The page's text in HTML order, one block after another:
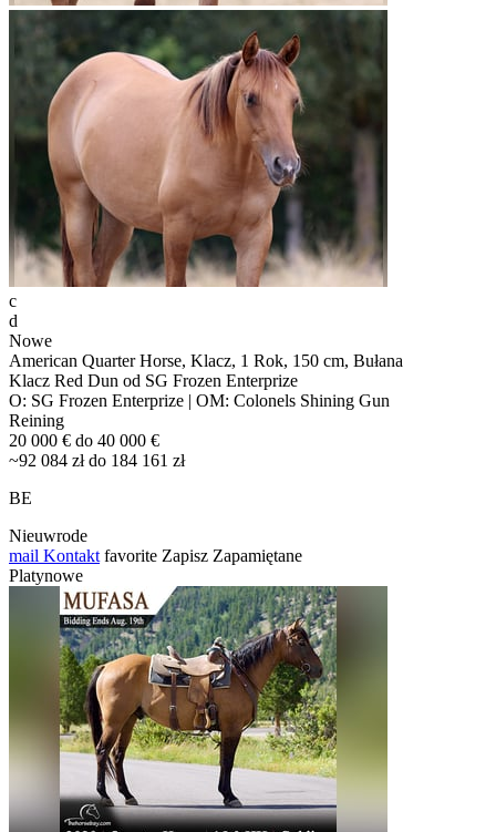
c
d
Nowe
American Quarter Horse, Klacz, 1 Rok, 150 cm, Bułana
Klacz Red Dun od SG Frozen Enterprize
O: SG Frozen Enterprize | OM: Colonels Shining Gun
Reining
20 000 € do 40 000 €
~92 084 zł do 184 161 zł
BE
Nieuwrode
mail Kontakt favorite Zapisz Zapamiętane
Platynowe